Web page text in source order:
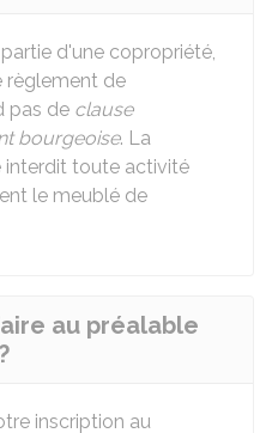
d'une copropriété,
règlement de
pas de clause
bourgeoise. La
interdit toute activité
le meublé de
au préalable
inscription au